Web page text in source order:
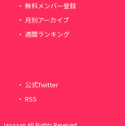
無料メンバー登録
月別アーカイブ
週間ランキング
公式Twitter
RSS